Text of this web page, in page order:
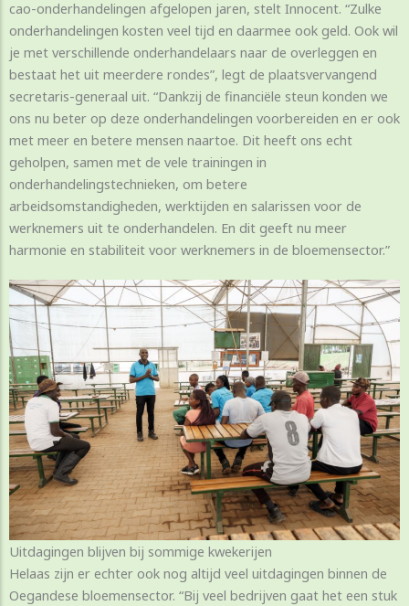
cao-onderhandelingen afgelopen jaren, stelt Innocent. “Zulke
onderhandelingen kosten veel tijd en daarmee ook geld. Ook wil
je met verschillende onderhandelaars naar de overleggen en
bestaat het uit meerdere rondes”, legt de plaatsvervangend
secretaris-generaal uit. “Dankzij de financiële steun konden we
ons nu beter op deze onderhandelingen voorbereiden en er ook
met meer en betere mensen naartoe. Dit heeft ons echt
geholpen, samen met de vele trainingen in
onderhandelingstechnieken, om betere
arbeidsomstandigheden, werktijden en salarissen voor de
werknemers uit te onderhandelen. En dit geeft nu meer
harmonie en stabiliteit voor werknemers in de bloemensector.”
Uitdagingen blijven bij sommige kwekerijen
Helaas zijn er echter ook nog altijd veel uitdagingen binnen de
Oegandese bloemensector. “Bij veel bedrijven gaat het een stuk